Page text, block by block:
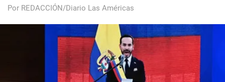
Por REDACCIÓN/Diario Las Américas